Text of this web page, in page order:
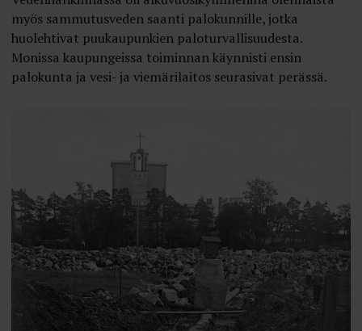
myös sammutusveden saanti palokunnille, jotka
huolehtivat puukaupunkien paloturvallisuudesta.
Monissa kaupungeissa toiminnan käynnisti ensin
palokunta ja vesi- ja viemärilaitos seurasivat perässä.